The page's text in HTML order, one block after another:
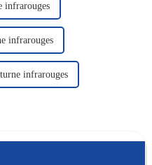
infrarouges
infrarouges
infrarouges